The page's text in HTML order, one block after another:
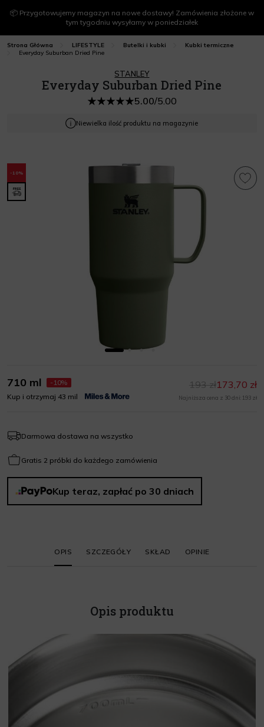
📦 Przygotowujemy magazyn na nowe dostawy! Zamówienia złożone w
tym tygodniu wysyłamy w poniedziałek
Strona Główna LIFESTYLE Butelki i kubki
Kubki termiczne
Everyday Suburban Dried Pine
STANLEY
Everyday Suburban Dried Pine
5.00/5.00
Niewielka ilość produktu na magazynie
-10%
710 ml
-10%
Kup i otrzymaj 43 mil
173,70 zł
193 zł
Najniższa cena z 30 dni: 193 zł
Darmowa dostawa na wszystko
Gratis 2 próbki do każdego zamówienia
Kup teraz, zapłać po 30 dniach
OPIS SZCZEGÓŁY SKŁAD OPINIE
Opis produktu